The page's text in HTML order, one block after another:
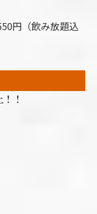
円（飲み放題込
！